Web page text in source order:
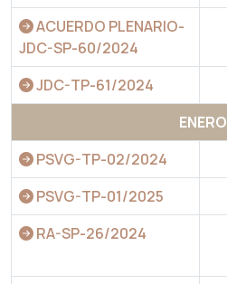
ACUERDO PLENARIO-
JDC-SP-60/2024
JDC-TP-61/2024
ENERO
PSVG-TP-02/2024
PSVG-TP-01/2025
RA-SP-26/2024